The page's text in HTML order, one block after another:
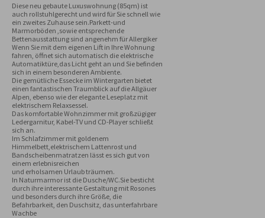
Diese neu gebaute Luxuswohnung (85qm) ist
auch rollstuhlgerecht und wird für Sie schnell wie
ein zweites Zuhause sein.Parkett-und
Marmorböden ,sowie entsprechende
Bettenausstattung sind angenehm für Allergiker
Wenn Sie mit dem eigenen Lift in Ihre Wohnung
fahren, öffnet sich automatisch die elektrische
Automatiktüre,das Licht geht an und Sie befinden
sich in einem besonderen Ambiente.
Die gemütliche Essecke im Wintergarten bietet
einen fantastischen Traumblick auf die Allgäuer
Alpen, ebenso wie der elegante Leseplatz mit
elektrischem Relaxsessel.
Das komfortable Wohnzimmer mit großzügiger
Ledergarnitur, Kabel-TV und CD-Player schließt
sich an.
Im Schlafzimmer mit goldenem
Himmelbett,elektrischem Lattenrost und
Bandscheibenmatratzen lässt es sich gut von
einem erlebnisreichen
und erholsamen Urlaub träumen.
In Naturmarmor ist die Dusche/WC.Sie besticht
durch ihre interessante Gestaltung mit Rosones
und besonders durch ihre Größe, die
Befahrbarkeit, den Duschsitz, das unterfahrbare
Wachbe